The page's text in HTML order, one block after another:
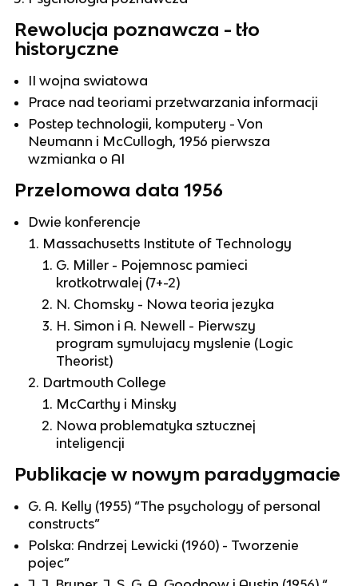
Rewolucja poznawcza - tło
historyczne
II wojna swiatowa
Prace nad teoriami przetwarzania informacji
Postep technologii, komputery - Von
Neumann i McCullogh, 1956 pierwsza
wzmianka o AI
Przelomowa data 1956
Dwie konferencje
Massachusetts Institute of Technology
G. Miller - Pojemnosc pamieci
krotkotrwalej (7+-2)
N. Chomsky - Nowa teoria jezyka
H. Simon i A. Newell - Pierwszy
program symulujacy myslenie (Logic
Theorist)
Dartmouth College
McCarthy i Minsky
Nowa problematyka sztucznej
inteligencji
Publikacje w nowym paradygmacie
G. A. Kelly (1955) “The psychology of personal
constructs”
Polska: Andrzej Lewicki (1960) - Tworzenie
pojec”